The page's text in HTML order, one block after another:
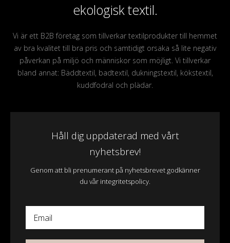
ekologisk textil.
Vi är ett B2B företag som tillverkar textilprodukter till hemmet
av bra kvalitet till bra pris och samtidigt orsaka så lite negativ
påverkan på miljö och människor som möjligt. Vi tillverkar
bland annat: Bäddtextil, badtextil, dukningstextil, kökstextil,
kuddfodral och plädar.
Håll dig uppdaterad med vårt
nyhetsbrev!
Genom att bli prenumerant på nyhetsbrevet godkänner
du vår integritetspolicy.
Email